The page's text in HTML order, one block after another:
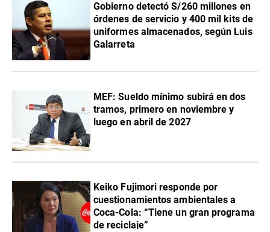
Gobierno detectó S/260 millones en
órdenes de servicio y 400 mil kits de
uniformes almacenados, según Luis
Galarreta
MEF: Sueldo mínimo subirá en dos
tramos, primero en noviembre y
luego en abril de 2027
Keiko Fujimori responde por
cuestionamientos ambientales a
Coca-Cola: “Tiene un gran programa
de reciclaje”